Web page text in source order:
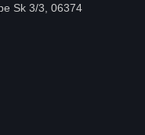
Sk 3/3, 06374